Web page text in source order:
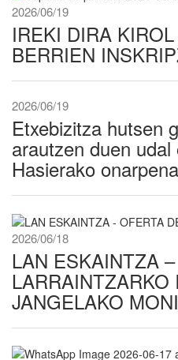
2026/06/19
IREKI DIRA
BERRIEN
2026/06/19
Etxebizitza hutsen
arautzen duen udal
Hasierako onarpena
2026/06/18
LAN ESKAINTZA –
LARRAINTZARKO
JANGELAKO